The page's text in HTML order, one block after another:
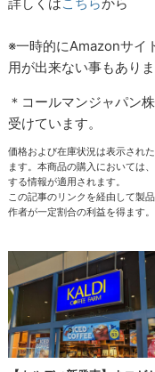
詳しくはこちらから
※一時的にAmazonサイ
用が出来ない事もあり
＊コールマンジャパン
受けています。
価格および在庫状況は表示され
ます。本商品の購入においては
する情報が適用されます。
この記事のリンクを経由して製
作者が一定割合の利益を得ます。